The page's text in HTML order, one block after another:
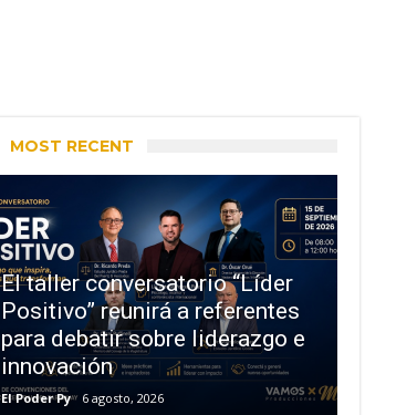
MOST RECENT
El taller conversatorio “Líder
Positivo” reunirá a referentes
para debatir sobre liderazgo e
innovación
El Poder Py 6 agosto, 2026